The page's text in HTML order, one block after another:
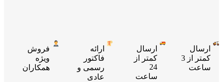
ارسال
کمتر از 3
ساعت
ارسال
کمتر از
24
ساعت
ارائه
فاکتور
رسمی و
عادی
فروش
ویژه
همکاران